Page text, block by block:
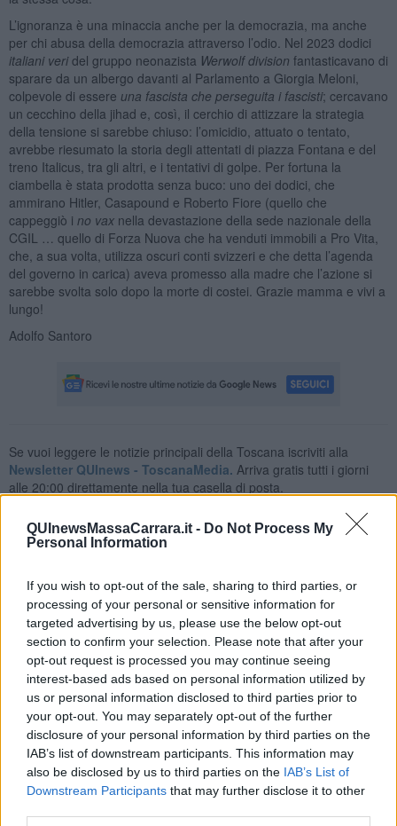
QUInewsMassaCarrara.it - Do Not Process My
Personal Information
If you wish to opt-out of the sale, sharing to third parties, or
processing of your personal or sensitive information for
targeted advertising by us, please use the below opt-out
section to confirm your selection. Please note that after your
opt-out request is processed you may continue seeing
interest-based ads based on personal information utilized by
us or personal information disclosed to third parties prior to
your opt-out. You may separately opt-out of the further
disclosure of your personal information by third parties on the
IAB’s list of downstream participants. This information may
also be disclosed by us to third parties on the IAB’s List of
Downstream Participants that may further disclose it to other
L’ignoranza è una minaccia anche per la democrazia, ma anche
per chi abusa della democrazia attraverso l’odio. Nel 2023 dodici
italiani veridel gruppo neonazista Werwolf division fantasticavano di
sparare da un albergo davanti al Parlamento a Giorgia Meloni,
colpevole di essere una fascista che perseguita i fascisti; cercavano
un cecchino della jihad e, così, il cerchio di attizzare la strategia
della tensione si sarebbe chiuso: l’omicidio, attuato o tentato,
avrebbe riesumato la storia degli attentati di piazza Fontana e del
treno Italicus, tra gli altri, e i tentativi di golpe. Per fortuna la
ciambella è stata prodotta senza buco: uno dei dodici, che
ammirano Hitler, Casapound e Roberto Fiore (quello che
cappeggiò i no vaxnella devastazione della sede nazionale della
CGIL … quello di Forza Nuova che ha venduti immobili a Pro Vita,
che, a sua volta, utilizza oscuri conti svizzeri e che detta l’agenda
del governo in carica) aveva promesso alla madre che l’azione si
sarebbe svolta solo dopo la morte di costei. Grazie mamma e vivi a
lungo!
Adolfo Santoro
Se vuoi leggere le notizie principali della Toscana iscriviti alla
Newsletter QUInews - ToscanaMedia. Arriva gratis tutti i giorni
alle 20:00 direttamente nella tua casella di posta.
Ti potrebbe interessare anche:
​Linee guida per organizzare il civismo della complessità
​Il ripristino della natura secondo la legge e l’impegno dei
Cittadini
Il nesso tra cambiamenti climatici e salute umana
Tutti morimmo a stento (3)
Tutti morimmo a stento (2)
​Tutti morimmo a stento (1)
IL CORRIDOIO BLU il resoconto del convegno
Un manuale essenziale per seguire il CORRIDOIO BLU
Il corridoio blu
​Il cronoprogramma ottimale verso il full electric sui traghetti
​I costi dell’adeguamento al cold ironing
Alcune domande da esordiente agli esperti che decidono le